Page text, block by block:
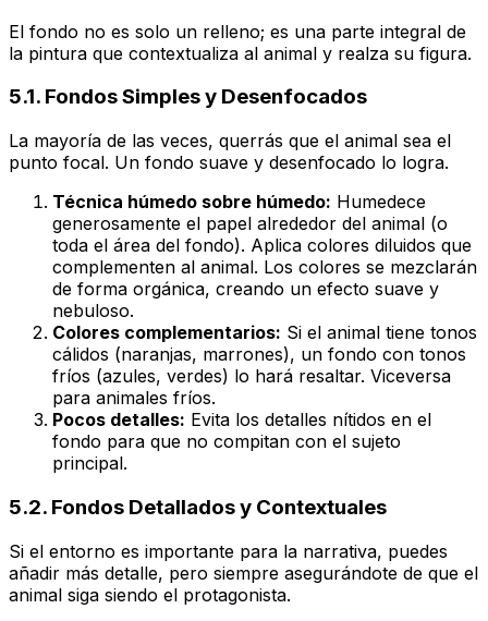
El fondo no es solo un relleno; es una parte integral de
la pintura que contextualiza al animal y realza su figura.
5.1. Fondos Simples y Desenfocados
La mayoría de las veces, querrás que el animal sea el
punto focal. Un fondo suave y desenfocado lo logra.
Técnica húmedo sobre húmedo: Humedece
generosamente el papel alrededor del animal (o
toda el área del fondo). Aplica colores diluidos que
complementen al animal. Los colores se mezclarán
de forma orgánica, creando un efecto suave y
nebuloso.
Colores complementarios: Si el animal tiene tonos
cálidos (naranjas, marrones), un fondo con tonos
fríos (azules, verdes) lo hará resaltar. Viceversa
para animales fríos.
Pocos detalles: Evita los detalles nítidos en el
fondo para que no compitan con el sujeto
principal.
5.2. Fondos Detallados y Contextuales
Si el entorno es importante para la narrativa, puedes
añadir más detalle, pero siempre asegurándote de que el
animal siga siendo el protagonista.